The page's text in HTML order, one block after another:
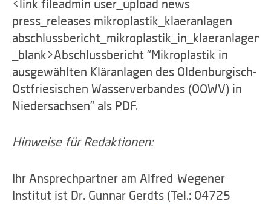
<link fileadmin user_upload news
press_releases mikroplastik_klaeranlagen
_blank>Abschlussbericht "Mikroplastik in
ausgewählten Kläranlagen des Oldenburgisch-
Ostfriesischen Wasserverbandes (OOWV) in
Niedersachsen" als PDF.
Hinweise für Redaktionen:
Ihr Ansprechpartner am Alfred-Wegener-
Institut ist Dr. Gunnar Gerdts (Tel.: 04725